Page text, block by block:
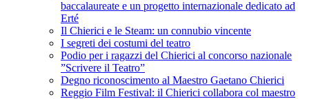
baccalaureate e un progetto internazionale dedicato ad
Erté
Il Chierici e le Steam: un connubio vincente
I segreti dei costumi del teatro
Podio per i ragazzi del Chierici al concorso nazionale
”Scrivere il Teatro”
Degno riconoscimento al Maestro Gaetano Chierici
Reggio Film Festival: il Chierici collabora col maestro